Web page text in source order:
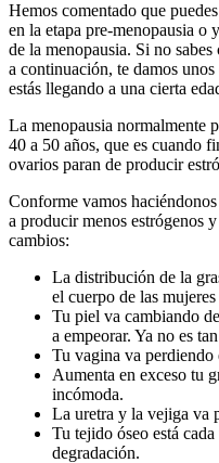
Hemos comentado que
en la etapa pre-menopausia o
de la menopausia. Si no
a continuación, te damos
estás llegando a una cierta
La menopausia normalmente
40 a 50 años, que es cuando
ovarios paran de producir
Conforme vamos
a producir menos estrógenos
cambios:
La distribución de la
el cuerpo de las mujeres
Tu piel va cambiando
a empeorar. Ya no es
Tu vagina va
Aumenta en exceso tu
incómoda.
La uretra y la vejiga va
Tu tejido óseo está
degradación.